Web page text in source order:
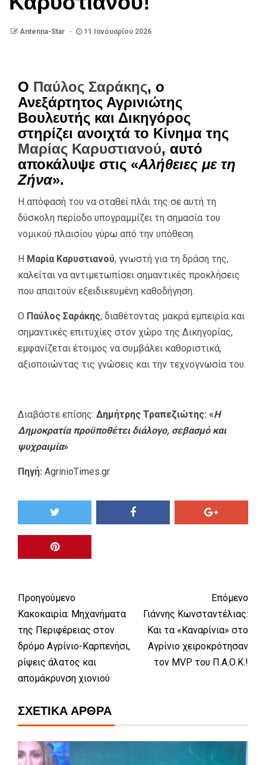
Antenna-Star 11 Ιανουαρίου 2026
Ο Παύλος Σαράκης, ο
Ανεξάρτητος Αγρινιώτης
Βουλευτής και Δικηγόρος
στηρίζει ανοιχτά το Κίνημα της
Μαρίας Καρυστιανού, αυτό
αποκάλυψε στις «Αλήθειες με τη
Ζήνα».
Η απόφασή του να σταθεί πλάι της σε αυτή τη
δύσκολη περίοδο υπογραμμίζει τη σημασία του
νομικού πλαισίου γύρω από την υπόθεση.
Η Μαρία Καρυστιανού, γνωστή για τη δράση της,
καλείται να αντιμετωπίσει σημαντικές προκλήσεις
που απαιτούν εξειδικευμένη καθοδήγηση.
Ο Παύλος Σαράκης, διαθέτοντας μακρά εμπειρία και
σημαντικές επιτυχίες στον χώρο της Δικηγορίας,
εμφανίζεται έτοιμος να συμβάλει καθοριστικά,
αξιοποιώντας τις γνώσεις και την τεχνογνωσία του.
Διαβάστε επίσης: Δημήτρης Τραπεζιώτης: «Η
Δημοκρατία προϋποθέτει διάλογο, σεβασμό και
ψυχραιμία»
Πηγή: AgrinioTimes.gr
Προηγούμενο
Κακοκαιρία: Μηχανήματα
της Περιφέρειας στον
δρόμο Αγρίνιο-Καρπενήσι,
ρίψεις άλατος και
απομάκρυνση χιονιού
Επόμενο
Γιάννης Κωνσταντέλιας:
Και τα «Καναρίνια» στο
Αγρίνιο χειροκρότησαν
τον MVP του Π.Α.Ο.Κ.!
ΣΧΕΤΙΚΆ ΆΡΘΡΑ